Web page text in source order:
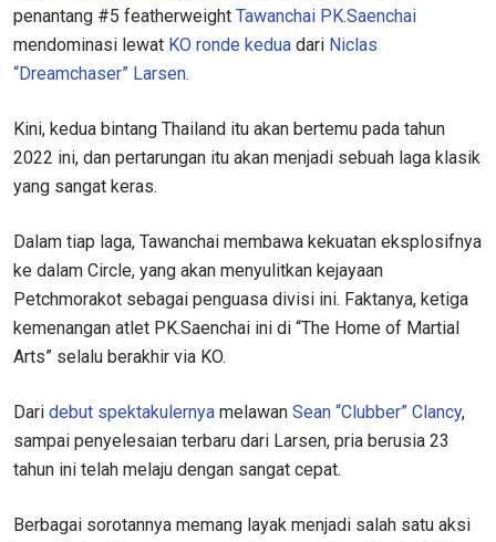
penantang #5 featherweight Tawanchai PK.Saenchai
mendominasi lewat KO ronde kedua dari Niclas
“Dreamchaser” Larsen.
Kini, kedua bintang Thailand itu akan bertemu pada tahun
2022 ini, dan pertarungan itu akan menjadi sebuah laga klasik
yang sangat keras.
Dalam tiap laga, Tawanchai membawa kekuatan eksplosifnya
ke dalam Circle, yang akan menyulitkan kejayaan
Petchmorakot sebagai penguasa divisi ini. Faktanya, ketiga
kemenangan atlet PK.Saenchai ini di “The Home of Martial
Arts” selalu berakhir via KO.
Dari debut spektakulernya melawan Sean “Clubber” Clancy,
sampai penyelesaian terbaru dari Larsen, pria berusia 23
tahun ini telah melaju dengan sangat cepat.
Berbagai sorotannya memang layak menjadi salah satu aksi